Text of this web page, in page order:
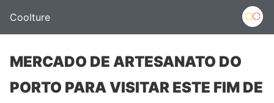
Coolture
MERCADO DE ARTESANATO DO
PORTO PARA VISITAR ESTE FIM DE